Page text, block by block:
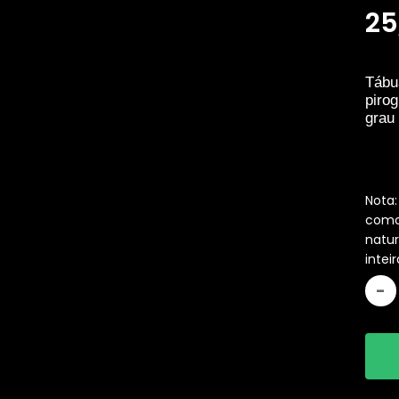
grau